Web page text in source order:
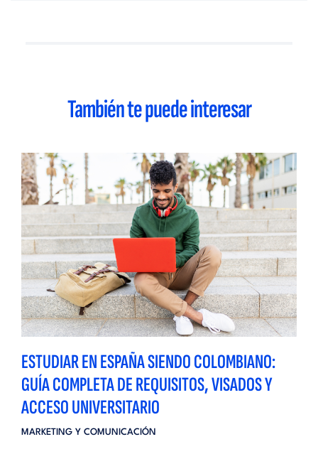
También te puede interesar
ESTUDIAR EN ESPAÑA SIENDO COLOMBIANO:
GUÍA COMPLETA DE REQUISITOS, VISADOS Y
ACCESO UNIVERSITARIO
MARKETING Y COMUNICACIÓN